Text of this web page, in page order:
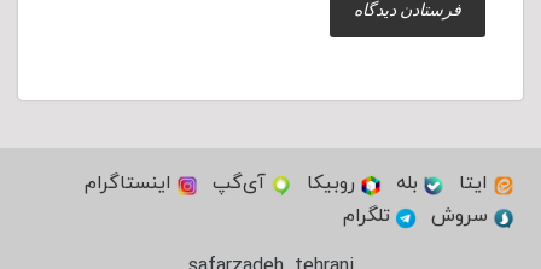
ایتا بله روبیکا آی‌گپ
اینستاگرام
سروش
تلگرام